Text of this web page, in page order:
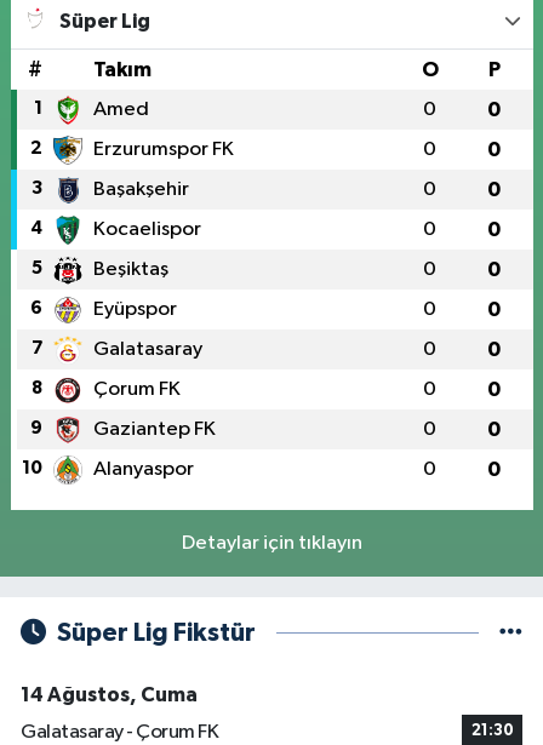
Süper Lig
# Takım O P
1 Amed 0 0
2 Erzurumspor FK 0 0
3 Başakşehir 0 0
4 Kocaelispor 0 0
5 Beşiktaş 0 0
6 Eyüpspor 0 0
7 Galatasaray 0 0
8 Çorum FK 0 0
9 Gaziantep FK 0 0
10 Alanyaspor 0 0
Detaylar için tıklayın
Süper Lig Fikstür
14 Ağustos, Cuma
Galatasaray - Çorum FK
21:30